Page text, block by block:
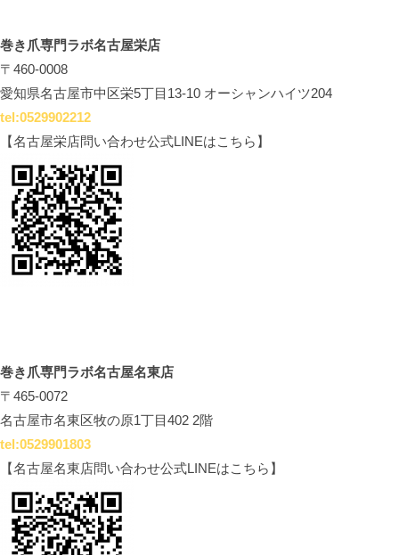
巻き爪専門ラボ名古屋栄店
〒460-0008
愛知県名古屋市中区栄5丁目13-10 オーシャンハイツ204
tel:0529902212
【名古屋栄店問い合わせ公式LINEはこちら】
巻き爪専門ラボ名古屋名東店
〒465-0072
名古屋市名東区牧の原1丁目402 2階
tel:0529901803
【名古屋名東店問い合わせ公式LINEはこちら】